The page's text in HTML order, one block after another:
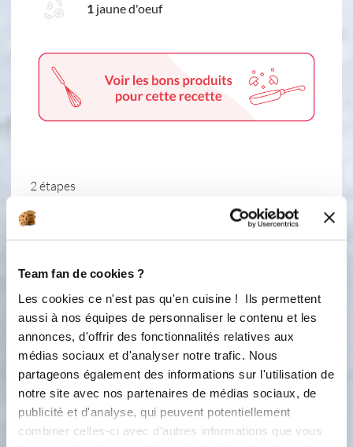
Team fan de cookies ?
Les cookies ce n'est pas qu'en cuisine ! Ils permettent
aussi à nos équipes de personnaliser le contenu et les
annonces, d'offrir des fonctionnalités relatives aux
médias sociaux et d'analyser notre trafic. Nous
partageons également des informations sur l'utilisation de
notre site avec nos partenaires de médias sociaux, de
publicité et d'analyse, qui peuvent potentiellement
combiner celles-ci avec d'autres informations que vous
1 jaune d'oeuf
2 étapes
alu perforée. Couper la pâte en 8
pâtons égaux. Bouler et placer 4
boules par moule à cake. Préchauffer
le four à 180°C. Badigeonner au
pinceau avec le jaune restant de la
pâte. Couvrir avec un torchon et
laisser pousser, les boules doublent
de volume. Redonner un coup de
jaune d'oeuf de pinceau. Cuire 25